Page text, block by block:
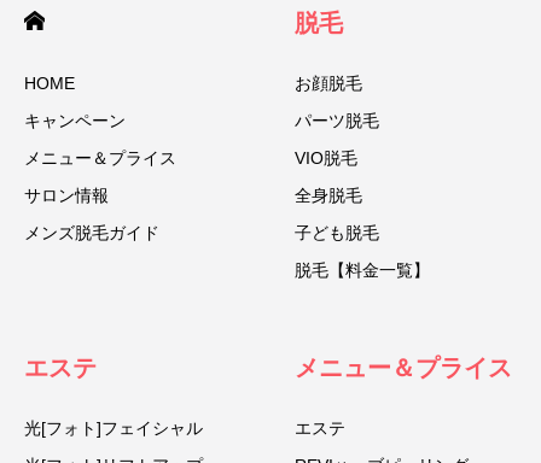
HOME
キャンペーン
メニュー＆プライス
サロン情報
メンズ脱毛ガイド
脱毛
お顔脱毛
パーツ脱毛
VIO脱毛
全身脱毛
子ども脱毛
脱毛【料金一覧】
エステ
光[フォト]フェイシャル
メニュー＆プライス
エステ